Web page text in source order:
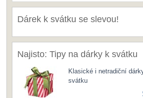
Dárek k svátku se slevou!
Najisto: Tipy na dárky k svátku
Klasické i netradiční
svátku